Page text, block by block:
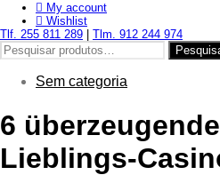
My account
Wishlist
Tlf. 255 811 289
Tlm. 912 244 974
Pesquisar
por:
Sem categoria
6